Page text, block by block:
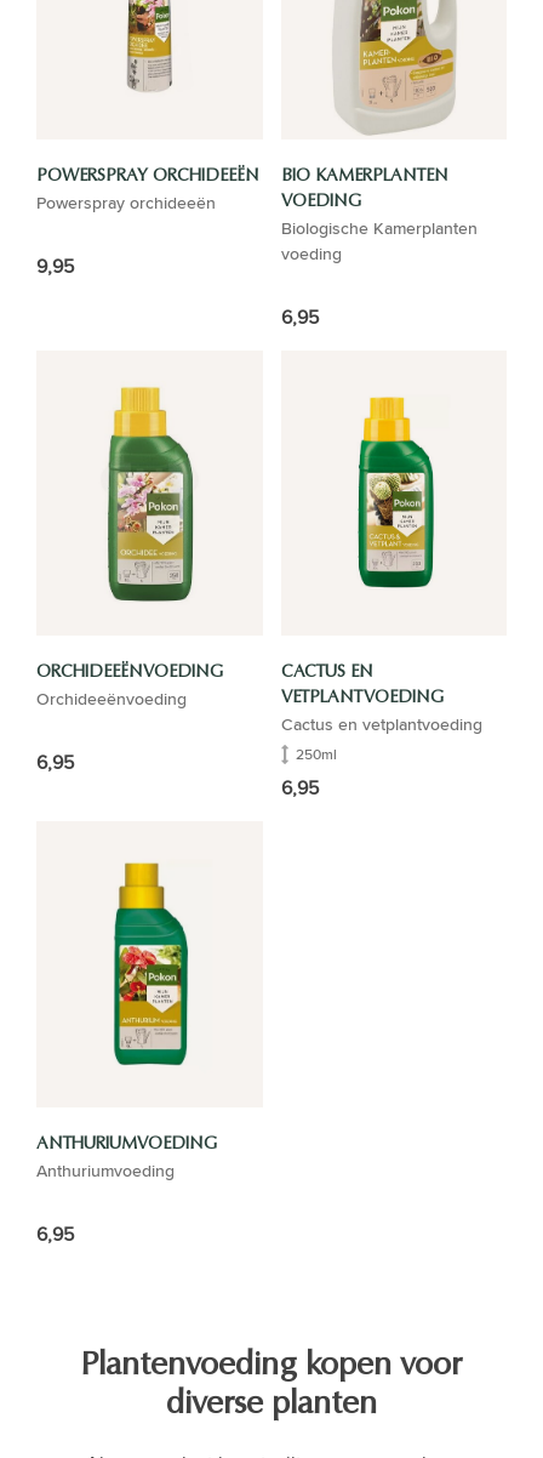
POWERSPRAY ORCHIDEEËN
Powerspray orchideeën
9,95
BIO KAMERPLANTEN
VOEDING
Biologische Kamerplanten
voeding
6,95
ORCHIDEEËNVOEDING
Orchideeënvoeding
6,95
CACTUS EN
VETPLANTVOEDING
Cactus en vetplantvoeding
250ml
6,95
ANTHURIUMVOEDING
Anthuriumvoeding
6,95
Plantenvoeding kopen voor
diverse planten